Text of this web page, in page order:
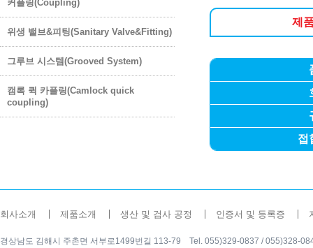
커플링(Coupling)
위생 밸브&피팅(Sanitary Valve&Fitting)
그루브 시스템(Grooved System)
캠록 퀵 카플링(Camlock quick
coupling)
제
접
회사소개 제품소개 생산 및 검사 공정 인증서 및 등록증
경상남도 김해시 주촌면 서부로1499번길 113-79 Tel. 055)329-0837 / 055)328-